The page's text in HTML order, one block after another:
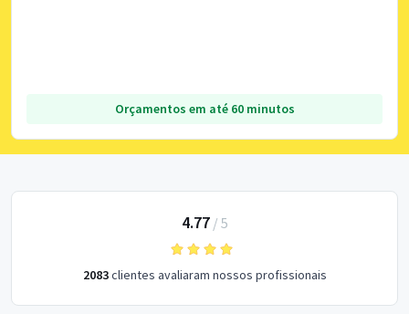
Orçamentos em até 60 minutos
4.77/ 5
2083clientes avaliaram nossos profissionais